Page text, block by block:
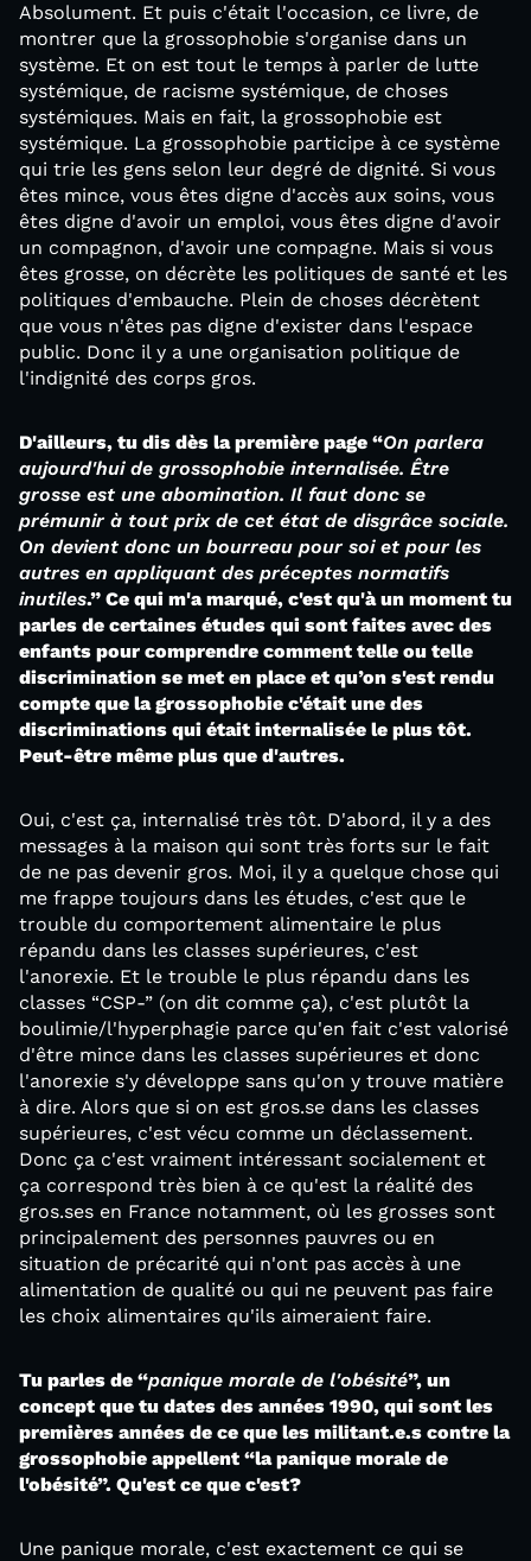
Absolument. Et puis c'était l'occasion, ce livre, de
montrer que la grossophobie s'organise dans un
système. Et on est tout le temps à parler de lutte
systémique, de racisme systémique, de choses
systémiques. Mais en fait, la grossophobie est
systémique. La grossophobie participe à ce système
qui trie les gens selon leur degré de dignité. Si vous
êtes mince, vous êtes digne d'accès aux soins, vous
êtes digne d'avoir un emploi, vous êtes digne d'avoir
un compagnon, d'avoir une compagne. Mais si vous
êtes grosse, on décrète les politiques de santé et les
politiques d'embauche. Plein de choses décrètent
que vous n'êtes pas digne d'exister dans l'espace
public. Donc il y a une organisation politique de
l'indignité des corps gros.
D'ailleurs, tu dis dès la première page “On parlera
aujourd'hui de grossophobie internalisée. Être
grosse est une abomination. Il faut donc se
prémunir à tout prix de cet état de disgrâce sociale.
On devient donc un bourreau pour soi et pour les
autres en appliquant des préceptes normatifs
inutiles.” Ce qui m'a marqué, c'est qu'à un moment tu
parles de certaines études qui sont faites avec des
enfants pour comprendre comment telle ou telle
discrimination se met en place et qu’on s'est rendu
compte que la grossophobie c'était une des
discriminations qui était internalisée le plus tôt.
Peut-être même plus que d'autres.
Oui, c'est ça, internalisé très tôt. D'abord, il y a des
messages à la maison qui sont très forts sur le fait
de ne pas devenir gros. Moi, il y a quelque chose qui
me frappe toujours dans les études, c'est que le
trouble du comportement alimentaire le plus
répandu dans les classes supérieures, c'est
l'anorexie. Et le trouble le plus répandu dans les
classes “CSP-” (on dit comme ça), c'est plutôt la
boulimie/l'hyperphagie parce qu'en fait c'est valorisé
d'être mince dans les classes supérieures et donc
l'anorexie s'y développe sans qu'on y trouve matière
à dire. Alors que si on est gros.se dans les classes
supérieures, c'est vécu comme un déclassement.
Donc ça c'est vraiment intéressant socialement et
ça correspond très bien à ce qu'est la réalité des
gros.ses en France notamment, où les grosses sont
principalement des personnes pauvres ou en
situation de précarité qui n'ont pas accès à une
alimentation de qualité ou qui ne peuvent pas faire
les choix alimentaires qu'ils aimeraient faire.
Tu parles de “panique morale de l'obésité”, un
concept que tu dates des années 1990, qui sont les
premières années de ce que les militant.e.s contre la
grossophobie appellent “la panique morale de
l'obésité”. Qu'est ce que c'est?
Une panique morale, c'est exactement ce qui se